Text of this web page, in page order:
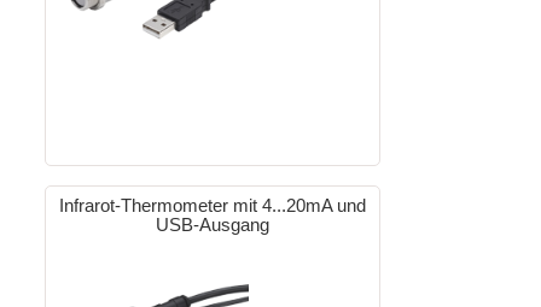
Infrarot-Thermometer mit 4...20mA und
USB-Ausgang